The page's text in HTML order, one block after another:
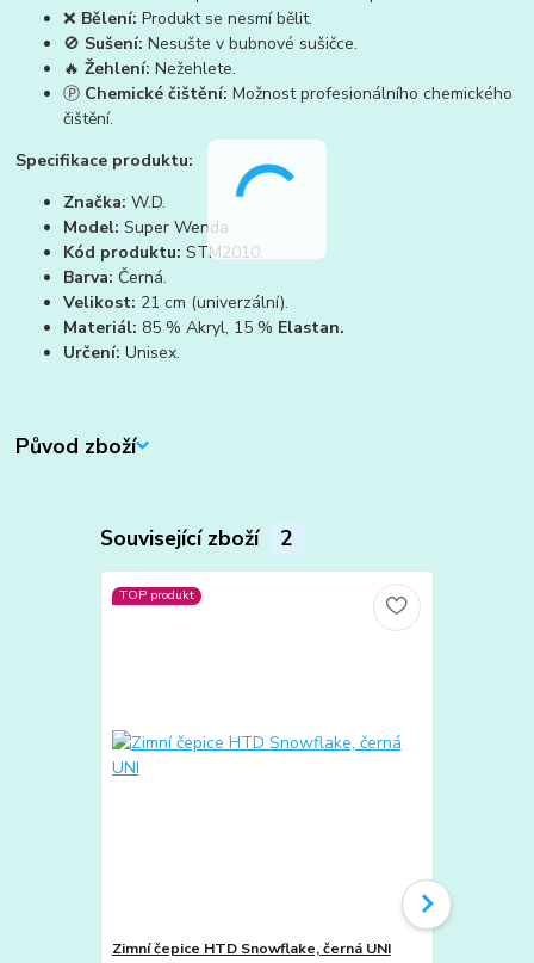
❌ Bělení: Produkt se nesmí bělit.
🚫 Sušení: Nesušte v bubnové sušičce.
🔥Žehlení: Nežehlete.
Ⓟ Chemické čištění: Možnost profesionálního chemického
čištění.
Specifikace produktu:
Značka: W.D.
Model: Super Wenda.
Kód produktu: STM2010.
Barva: Černá.
Velikost: 21 cm (univerzální).
Materiál: 85 % Akryl, 15 % Elastan.
Určení: Unisex.
Původ zboží
Související zboží 2
TOP produkt
Zimní čepice HTD Snowflake, černá UNI